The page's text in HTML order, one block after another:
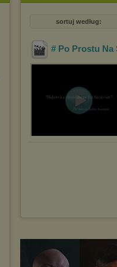
sortuj według:
# Po Prostu